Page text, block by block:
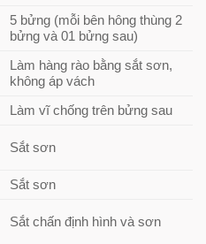
5 bửng (mỗi bên hông thùng 2
bửng và 01 bửng sau)
Làm hàng rào bằng sắt sơn,
không áp vách
Làm vĩ chống trên bửng sau
Sắt sơn
Sắt sơn
Sắt chấn định hình và sơn